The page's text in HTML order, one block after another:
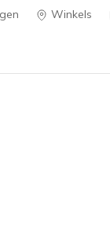
Winkels